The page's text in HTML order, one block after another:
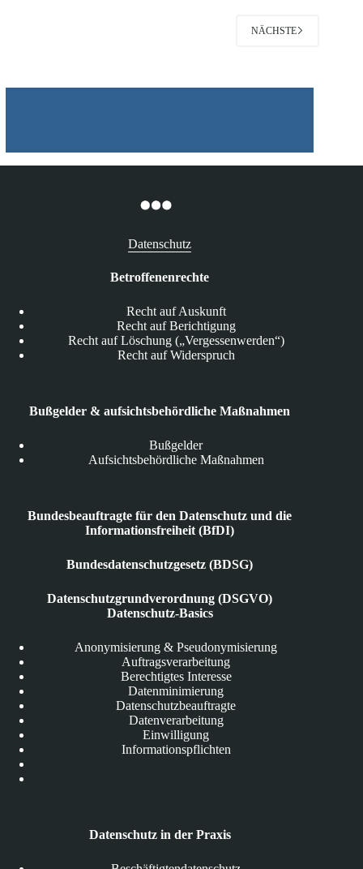
NÄCHSTE
Datenschutz
Betroffenenrechte
Recht auf Auskunft
Recht auf Berichtigung
Recht auf Löschung („Vergessenwerden“)
Recht auf Widerspruch
Bußgelder & aufsichtsbehördliche Maßnahmen
Bußgelder
Aufsichtsbehördliche Maßnahmen
Bundesbeauftragte für den Datenschutz und die
Informationsfreiheit (BfDI)
Bundesdatenschutzgesetz (BDSG)
Datenschutzgrundverordnung (DSGVO)
Datenschutz-Basics
Anonymisierung & Pseudonymisierung
Auftragsverarbeitung
Berechtigtes Interesse
Datenminimierung
Datenschutzbeauftragte
Datenverarbeitung
Einwilligung
Informationspflichten
Datenschutz in der Praxis